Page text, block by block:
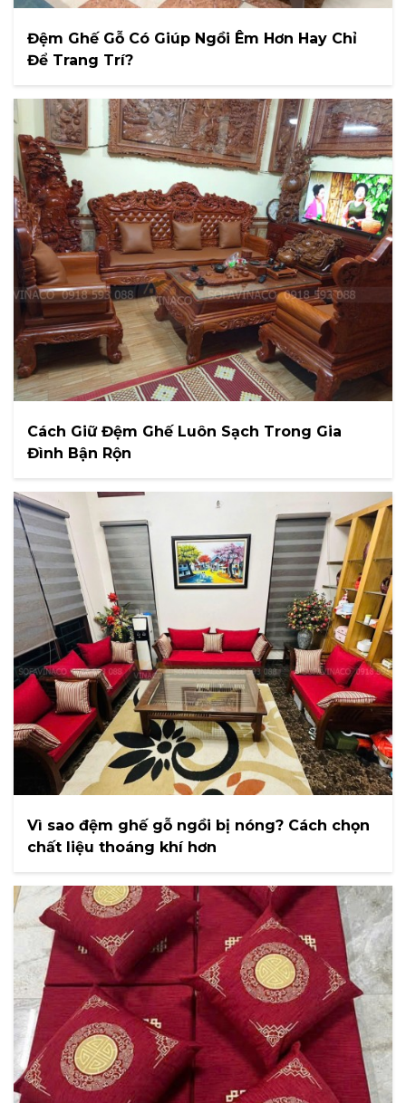
Đệm Ghế Gỗ Có Giúp Ngồi Êm Hơn Hay Chỉ
Để Trang Trí?
Cách Giữ Đệm Ghế Luôn Sạch Trong Gia
Đình Bận Rộn
Vì sao đệm ghế gỗ ngồi bị nóng? Cách chọn
chất liệu thoáng khí hơn